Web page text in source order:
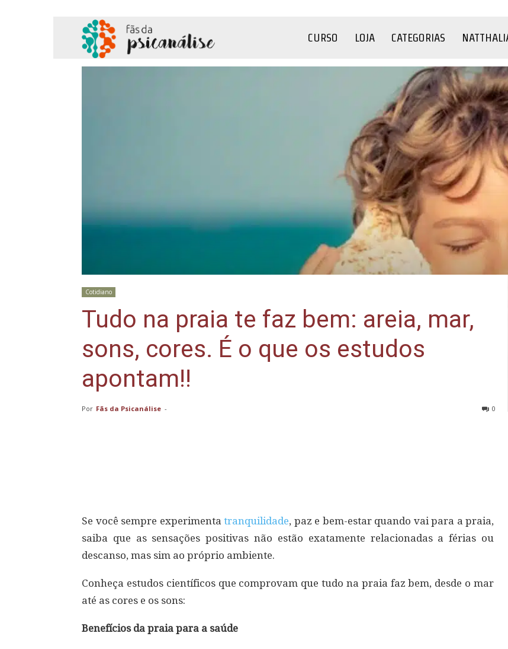
CURSO LOJA CATEGORIAS
Cotidiano
Tudo na praia te faz bem: areia, mar,
sons, cores. É o que os estudos
apontam!!
Por Fãs da Psicanálise - 0
Se você sempre experimenta tranquilidade, paz e bem-estar quando vai para a praia,
saiba que as sensações positivas não estão exatamente relacionadas a férias ou
descanso, mas sim ao próprio ambiente.
Conheça estudos científicos que comprovam que tudo na praia faz bem, desde o mar
até as cores e os sons:
Benefícios da praia para a saúde